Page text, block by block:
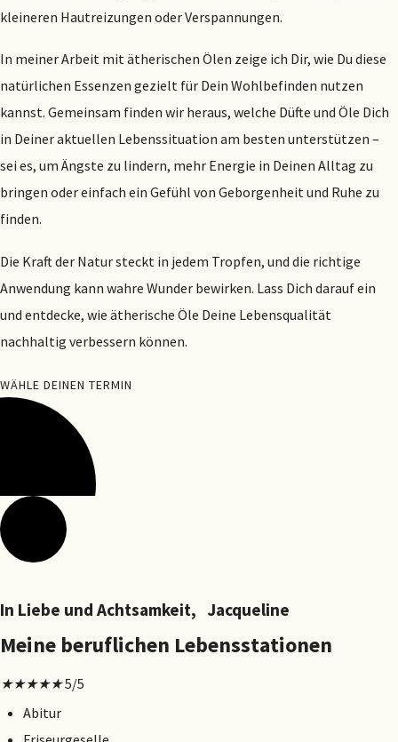
kleineren Hautreizungen oder Verspannungen.
In meiner Arbeit mit ätherischen Ölen zeige ich Dir, wie Du diese
natürlichen Essenzen gezielt für Dein Wohlbefinden nutzen
kannst. Gemeinsam finden wir heraus, welche Düfte und Öle Dich
in Deiner aktuellen Lebenssituation am besten unterstützen –
sei es, um Ängste zu lindern, mehr Energie in Deinen Alltag zu
bringen oder einfach ein Gefühl von Geborgenheit und Ruhe zu
finden.
Die Kraft der Natur steckt in jedem Tropfen, und die richtige
Anwendung kann wahre Wunder bewirken. Lass Dich darauf ein
und entdecke, wie ätherische Öle Deine Lebensqualität
nachhaltig verbessern können.
WÄHLE DEINEN TERMIN
In Liebe und Achtsamkeit, Jacqueline
Meine beruflichen Lebensstationen
★★★★★5/5
Abitur